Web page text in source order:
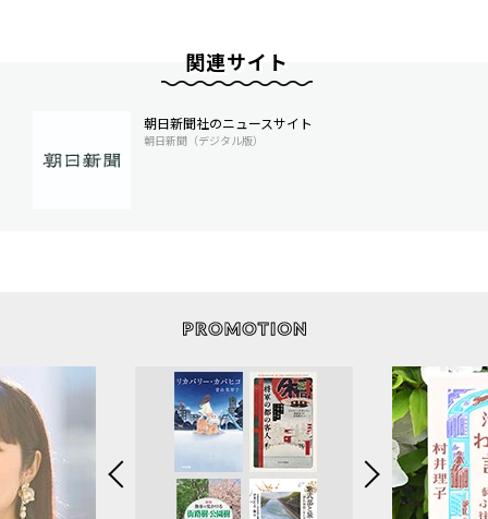
関連サイト
朝日新聞社のニュースサイト
朝日新聞（デジタル版）